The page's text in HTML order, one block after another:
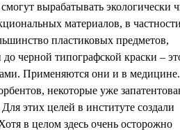
вырабатывать экологически
материалов, в частности
пластиковых предметов,
черной типографской краски –
Применяются они и в медицине.
некоторые уже
этих целей в институте создали
в целом здесь очень осторожно